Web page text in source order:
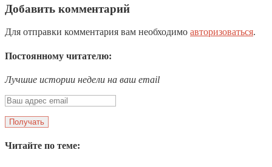
Добавить комментарий
Для отправки комментария вам необходимо авторизоваться.
Постоянному читателю:
Лучшие истории недели на ваш email
Читайте по теме: